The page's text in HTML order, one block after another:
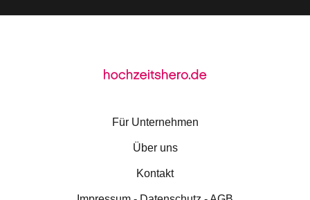
Für Unternehmen
Über uns
Kontakt